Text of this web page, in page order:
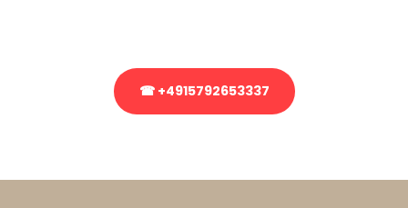
☎ +4915792653337